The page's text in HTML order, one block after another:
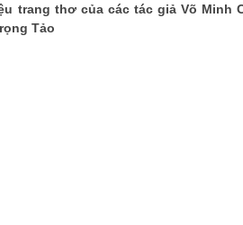
trang thơ của các tác giả Võ Minh
Tảo